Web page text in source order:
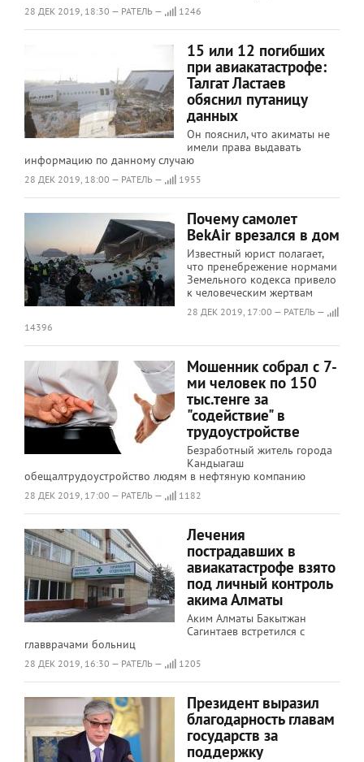
28 ДЕК 2019, 18:30 — РАТЕЛЬ — 1246
15 или 12 погибших
при авиакатастрофе:
Талгат Ластаев
обяснил путаницу
данных
Он пояснил, что акиматы не
имели права выдавать
информацию по данному случаю
28 ДЕК 2019, 18:00 — РАТЕЛЬ — 1955
Почему самолет
BekAir врезался в дом
Известный юрист полагает,
что пренебрежение нормами
Земельного кодекса привело
к человеческим жертвам
28 ДЕК 2019, 17:00 — РАТЕЛЬ —
14396
Мошенник собрал с 7-
ми человек по 150
тыс.тенге за
"содействие" в
трудоустройстве
Безработный житель города
Кандыагаш
обещалтрудоустройство людям в нефтяную компанию
28 ДЕК 2019, 17:00 — РАТЕЛЬ — 1182
Лечения
пострадавших в
авиакатастрофе взято
под личный контроль
акима Алматы
Аким Алматы Бакытжан
Сагинтаев встретился с
главврачами больниц
28 ДЕК 2019, 16:30 — РАТЕЛЬ — 1205
Президент выразил
благодарность главам
государств за
поддержку